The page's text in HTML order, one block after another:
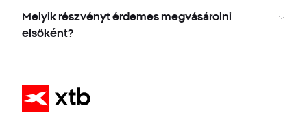
Melyik részvényt érdemes megvásárolni
elsőként?